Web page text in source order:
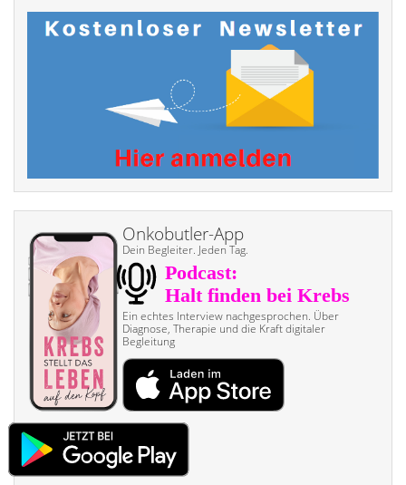
Onkobutler-App
Dein Begleiter. Jeden Tag.
Ein echtes Interview nach­gesprochen. Über
Diagnose, Therapie und die Kraft digitaler
Begleitung